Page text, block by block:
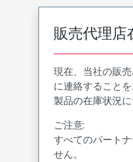
販売代理店
現在、当社の販
に連絡すること
製品の在庫状況
ご注意:
すべてのパート
せん。